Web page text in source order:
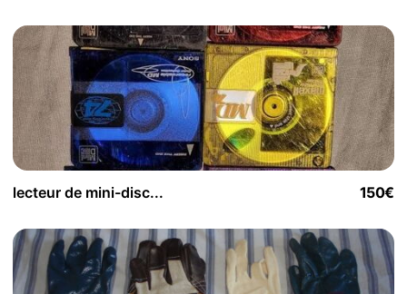
lecteur de mini-disc... 150€